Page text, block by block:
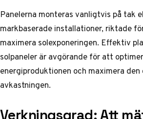
Panelerna monteras vanligtvis på tak
markbaserade installationer, riktade
maximera solexponeringen. Effektiv
solpanelerär avgörande för att
energiproduktionen och maximera den
avkastningen.
Verkningsgrad: Att